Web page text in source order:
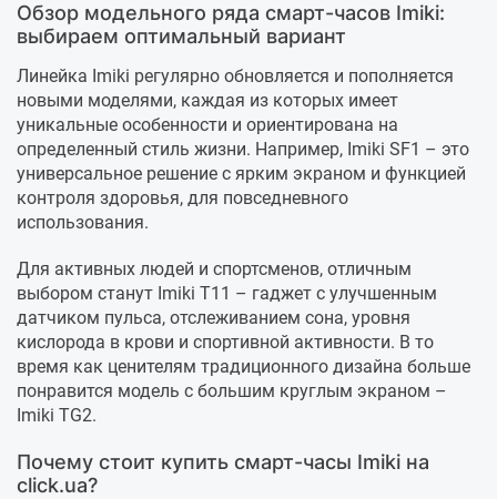
Обзор модельного ряда смарт-часов Imiki:
выбираем оптимальный вариант
Линейка Imiki регулярно обновляется и пополняется
новыми моделями, каждая из которых имеет
уникальные особенности и ориентирована на
определенный стиль жизни. Например, Imiki SF1 – это
универсальное решение с ярким экраном и функцией
контроля здоровья, для повседневного
использования.
Для активных людей и спортсменов, отличным
выбором станут Imiki T11 – гаджет с улучшенным
датчиком пульса, отслеживанием сона, уровня
кислорода в крови и спортивной активности. В то
время как ценителям традиционного дизайна больше
понравится модель с большим круглым экраном –
Imiki TG2.
Почему стоит купить смарт-часы Imiki на
click.ua?